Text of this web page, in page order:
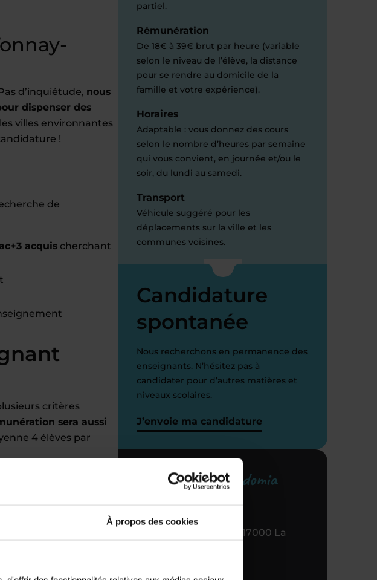
À propos des cookies
d’inquiétude, nous
dispenser des
villes environnantes
!
de
acquis cherchant
critères
sera aussi
4 élèves par
partiel.
Rémunération
De 18€ à 39€ brut par heure (variable
selon le niveau de l’élève, la distance
pour se rendre au domicile de la
famille et votre expérience).
Horaires
Adaptable : vous donnez des cours
selon le nombre d’heures par semaine
qui vous convient, en journée et/ou le
soir, du lundi au samedi.
Transport
Véhicule suggéré pour les
déplacements sur la ville et les
communes voisines.
Candidature
spontanée
Nous recherchons en permanence des
enseignants. N’hésitez pas à
candidater pour d’autres matières et
niveaux scolaires.
J’envoie ma candidature
Votre centre Acadomia
référent
51 RUE Villleneuve, 17000 La
05 46 43 58 00